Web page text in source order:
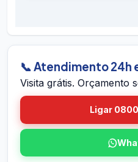
em Canudos pelo site.
Canudos, avalia a
identifica eventuais
compromisso e sem
📞 Atendimento 24h
Visita grátis. Orçamento
Ligar